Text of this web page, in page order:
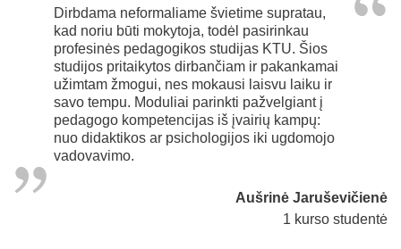
Dirbdama neformaliame švietime supratau,
kad noriu būti mokytoja, todėl pasirinkau
profesinės pedagogikos studijas KTU. Šios
studijos pritaikytos dirbančiam ir pakankamai
užimtam žmogui, nes mokausi laisvu laiku ir
savo tempu. Moduliai parinkti pažvelgiant į
pedagogo kompetencijas iš įvairių kampų:
nuo didaktikos ar psichologijos iki ugdomojo
vadovavimo.
Aušrinė Jaruševičienė
1 kurso studentė